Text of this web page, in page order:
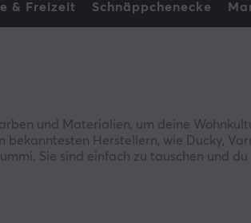
& Freizeit Schnäppchenecke
und Materialien, um deine
Herstellern, wie Ducky,
Sie sind einfach zu tauschen und du